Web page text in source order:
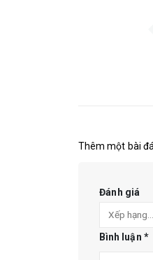
Thêm một bài
Đánh giá
Bình luận *